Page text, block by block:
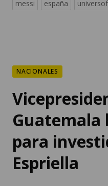
messi españa
NACIONALES
Guatemala
para
Espriella